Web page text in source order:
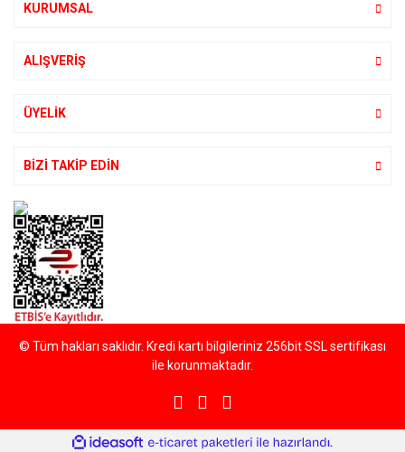
KURUMSAL
ALIŞVERİŞ
ÜYELİK
BİZİ TAKİP EDİN
© Tüm hakları saklıdır. Kredi kartı bilgileriniz 256bit SSL sertifikası
ile korunmaktadır.
ideasoft e-